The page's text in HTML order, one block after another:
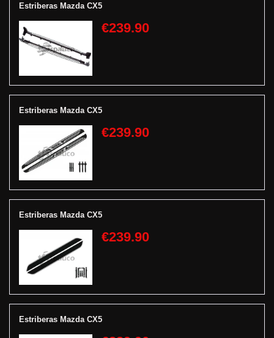
Estriberas Mazda CX5
€239.90
Estriberas Mazda CX5
€239.90
Estriberas Mazda CX5
€239.90
Estriberas Mazda CX5